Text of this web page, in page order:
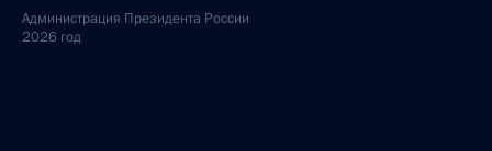
Администрация Президента России
2026 год